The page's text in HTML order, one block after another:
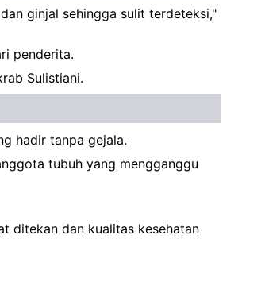
ginjal sehingga sulit terdeteksi,"
penderita.
Sulistiani.
hadir tanpa gejala.
tubuh yang mengganggu
ditekan dan kualitas kesehatan